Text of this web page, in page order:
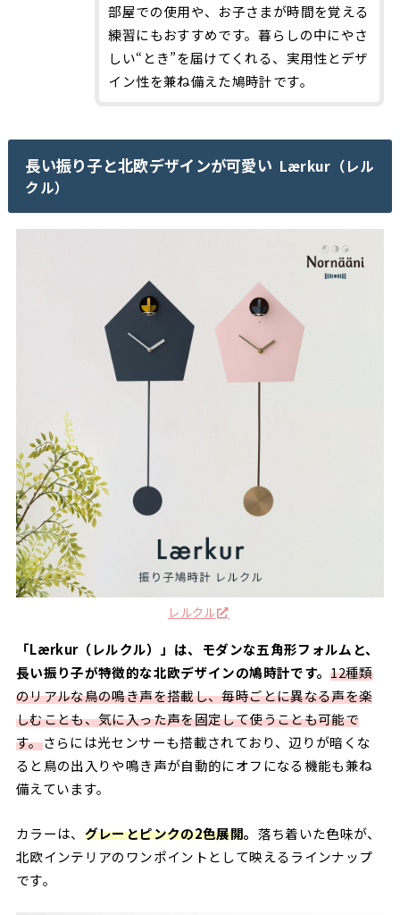
部屋での使用や、お子さまが時間を覚える
練習にもおすすめです。暮らしの中にやさ
しい“とき”を届けてくれる、実用性とデザ
イン性を兼ね備えた鳩時計です。
長い振り子と北欧デザインが可愛い Lærkur（レル
クル）
レルクル
「Lærkur（レルクル）」は、モダンな五角形フォルムと、
長い振り子が特徴的な北欧デザインの鳩時計です。12種類
のリアルな鳥の鳴き声を搭載し、毎時ごとに異なる声を楽
しむことも、気に入った声を固定して使うことも可能で
す。さらには光センサーも搭載されており、辺りが暗くな
ると鳥の出入りや鳴き声が自動的にオフになる機能も兼ね
備えています。
カラーは、 グレーとピンクの2色展開。 落ち着いた色味が、
北欧インテリアのワンポイントとして映えるラインナップ
です。